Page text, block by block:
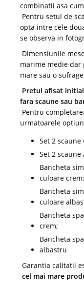
combinatii asa
Pentru setul de
opta intre cele
se observa in
Dimensiunile
marime medie dar
mare sau o
Pretul afisat
fara scaune sau
Pentru
urmatoarele
Set 2 scaune
Set 2 scaune
Bancheta
culoare crem;
Bancheta
culoare
Bancheta
crem;
Bancheta
albastru
Garantia calitatii
cel mai mare